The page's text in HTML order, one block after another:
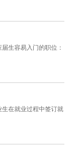
生容易入门的职位：
在就业过程中签订就